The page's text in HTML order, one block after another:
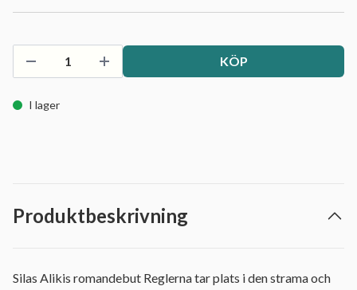
KÖP
I lager
Produktbeskrivning
Silas Alikis romandebut Reglerna tar plats i den strama och